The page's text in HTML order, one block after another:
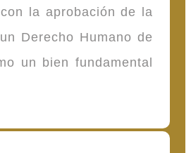
la aprobación de la
Derecho Humano de
un bien fundamental